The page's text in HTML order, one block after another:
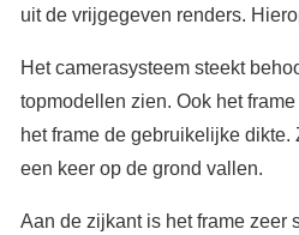
uit de vrijgegeven renders.
Het camerasysteem steekt
topmodellen zien. Ook het
het frame de gebruikelijke
een keer op de grond vallen.
Aan de zijkant is het frame zeer